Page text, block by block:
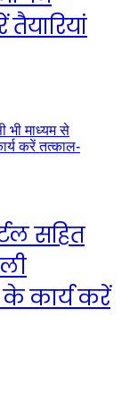
सहित
के कार्य करें